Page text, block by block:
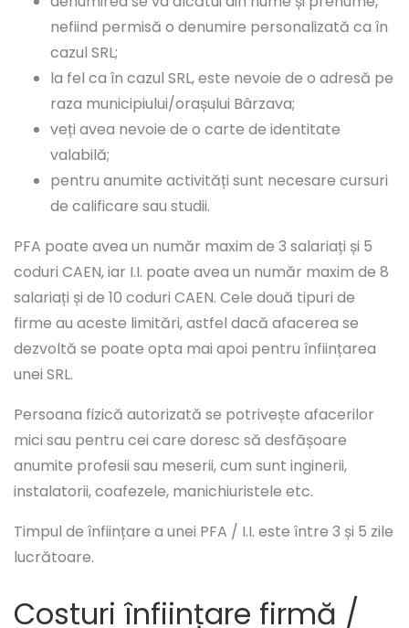
nefiind permisă o denumire personalizată ca în
cazul SRL;
la fel ca în cazul SRL, este nevoie de o adresă pe
raza municipiului/orașului Bârzava;
veți avea nevoie de o carte de identitate
valabilă;
pentru anumite activități sunt necesare cursuri
de calificare sau studii.
PFA poate avea un număr maxim de 3 salariați și 5
coduri CAEN, iar I.I. poate avea un număr maxim de 8
salariați și de 10 coduri CAEN. Cele două tipuri de
firme au aceste limitări, astfel dacă afacerea se
dezvoltă se poate opta mai apoi pentru înființarea
unei SRL.
Persoana fizică autorizată se potrivește afacerilor
mici sau pentru cei care doresc să desfășoare
anumite profesii sau meserii, cum sunt inginerii,
instalatorii, coafezele, manichiuristele etc.
Timpul de înființare a unei PFA / I.I. este între 3 și 5 zile
lucrătoare.
Costuri înființare firmă /